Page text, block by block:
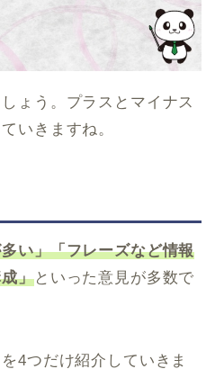
ょう。プラスとマイナス
いきますね。
い」「フレーズなど情報
」といった意見が多数で
4つだけ紹介していきま